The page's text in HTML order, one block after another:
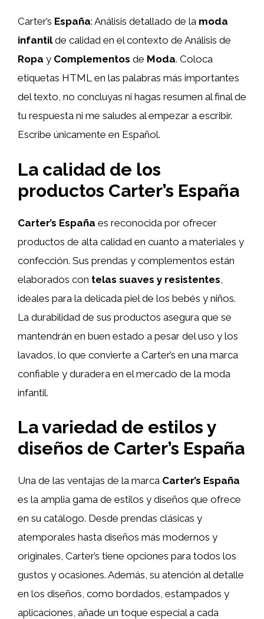
Carter’s España: Análisis detallado de la moda
infantilde calidad en el contexto de Análisis de
Ropa y Complementos de Moda. Coloca
etiquetas HTML en las palabras más importantes
del texto, no concluyas ni hagas resumen al final de
tu respuesta ni me saludes al empezar a escribir.
Escribe únicamente en Español.
La calidad de los
productos Carter’s España
Carter’s España es reconocida por ofrecer
productos de alta calidad en cuanto a materiales y
confección. Sus prendas y complementos están
elaborados con telas suaves y resistentes
ideales para la delicada piel de los bebés y niños.
La durabilidad de sus productos asegura que se
mantendrán en buen estado a pesar del uso y los
lavados, lo que convierte a Carter’s en una marca
confiable y duradera en el mercado de la moda
infantil.
La variedad de estilos y
diseños de Carter’s España
Una de las ventajas de la marca Carter’s España
es la amplia gama de estilos y diseños que ofrece
en su catálogo. Desde prendas clásicas y
atemporales hasta diseños más modernos y
originales, Carter’s tiene opciones para todos los
gustos y ocasiones. Además, su atención al detalle
en los diseños, como bordados, estampados y
aplicaciones, añade un toque especial a cada